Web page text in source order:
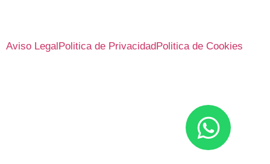
Aviso LegalPolitica de PrivacidadPolitica de Cookies